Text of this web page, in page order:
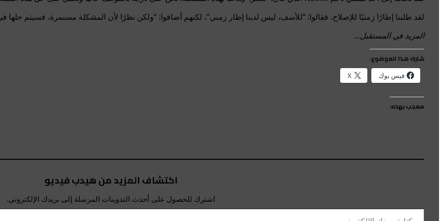
لقد طلبنا إطارًا زمنيًا للإصلاح، فقالوا: “للأسف، ليس لدينا إطار زمني”، لكنهم أضافوا: “ولكن نظرًا لأن المشكلة مستمرة، فسيتم
المزيد في المستقبل…
شارك هذا الموضوع:
فيس بوك X
معجب بهذه:
اكتشاف المزيد من هيدب فيديو
اشترك للحصول على أحدث التدوينات المرسلة إلى بريدك الإلكتروني.
كتابة بريدك الإلكتروني...